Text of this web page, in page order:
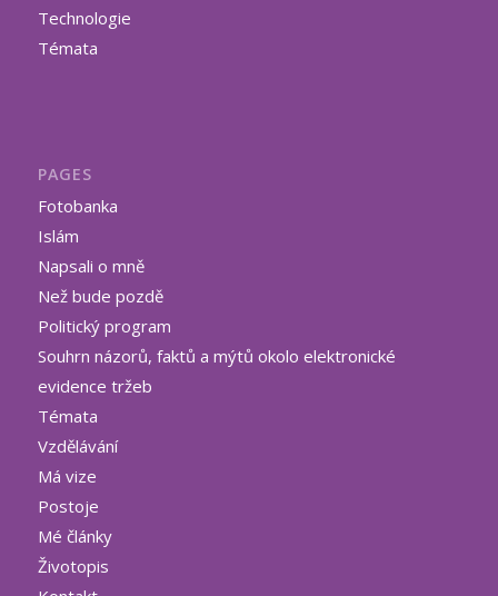
Technologie
Témata
PAGES
Fotobanka
Islám
Napsali o mně
Než bude pozdě
Politický program
Souhrn názorů, faktů a mýtů okolo elektronické
evidence tržeb
Témata
Vzdělávání
Má vize
Postoje
Mé články
Životopis